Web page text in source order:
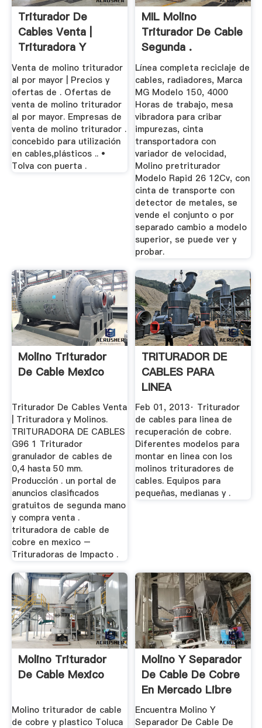
Triturador De
Cables Venta |
Trituradora Y
Molinos
Venta de molino triturador
al por mayor | Precios y
ofertas de . Ofertas de
venta de molino triturador
al por mayor. Empresas de
venta de molino triturador .
concebido para utilización
en cables,plásticos .. •
Tolva con puerta .
MIL Molino
Triturador De Cable
Segunda .
Línea completa reciclaje de
cables, radiadores, Marca
MG Modelo 150, 4000
Horas de trabajo, mesa
vibradora para cribar
impurezas, cinta
transportadora con
variador de velocidad,
Molino pretriturador
Modelo Rapid 26 12Cv, con
cinta de transporte con
detector de metales, se
vende el conjunto o por
separado cambio a modelo
superior, se puede ver y
probar.
Molino Triturador
De Cable Mexico
Triturador De Cables Venta
| Trituradora y Molinos.
TRITURADORA DE CABLES
G96 1 Triturador
granulador de cables de
0,4 hasta 50 mm.
Producción . un portal de
anuncios clasificados
gratuitos de segunda mano
y compra venta .
trituradora de cable de
cobre en mexico –
Trituradoras de Impacto .
TRITURADOR DE
CABLES PARA
LINEA
RECUPERACION
COBRE YouTube
Feb 01, 2013· Triturador
de cables para linea de
recuperación de cobre.
Diferentes modelos para
montar en linea con los
molinos trituradores de
cables. Equipos para
pequeñas, medianas y .
Molino Triturador
De Cable Mexico
Molino triturador de cable
de cobre y plastico Toluca
Molino Y Separador
De Cable De Cobre
En Mercado Libre
México
Encuentra Molino Y
Separador De Cable De